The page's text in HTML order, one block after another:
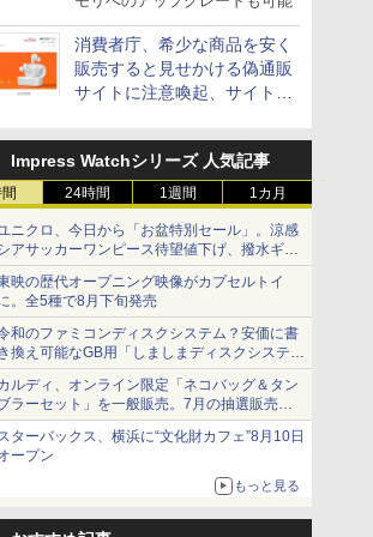
消費者庁、希少な商品を安く
販売すると見せかける偽通販
サイトに注意喚起、サイト名
Impress Watchシリーズ 人気記事
24時間 1週間 1カ月
ニクロ、今日から「お盆特別セール」。涼感
アサッカーワンピース待望値下げ、撥水ギア
ョーツは1990円に
映の歴代オープニング映像がカプセルトイ
。全5種で8月下旬発売
和のファミコンディスクシステム？安価に書
換え可能なGB用「しましまディスクシステ
」
ルディ、オンライン限定「ネコバッグ＆タン
ラーセット」を一般販売。7月の抽選販売の
選無効分
ターバックス、横浜に“文化財カフェ”8月10日
ープン
もっと見る